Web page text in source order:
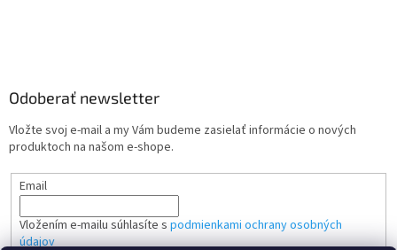
Odoberať newsletter
Vložte svoj e-mail a my Vám budeme zasielať informácie o nových
produktoch na našom e-shope.
Email
Vložením e-mailu súhlasíte s podmienkami ochrany osobných
údajov